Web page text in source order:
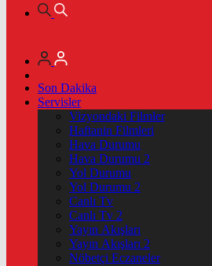
Son Dakika
Servisler
Vizyondaki Filmler
Haftanin Filmleri
Hava Durumu
Hava Durumu 2
Yol Durumu
Yol Durumu 2
Canlı Tv
Canlı Tv 2
Yayın Akışları
Yayın Akışları 2
Nöbetçi Eczaneler